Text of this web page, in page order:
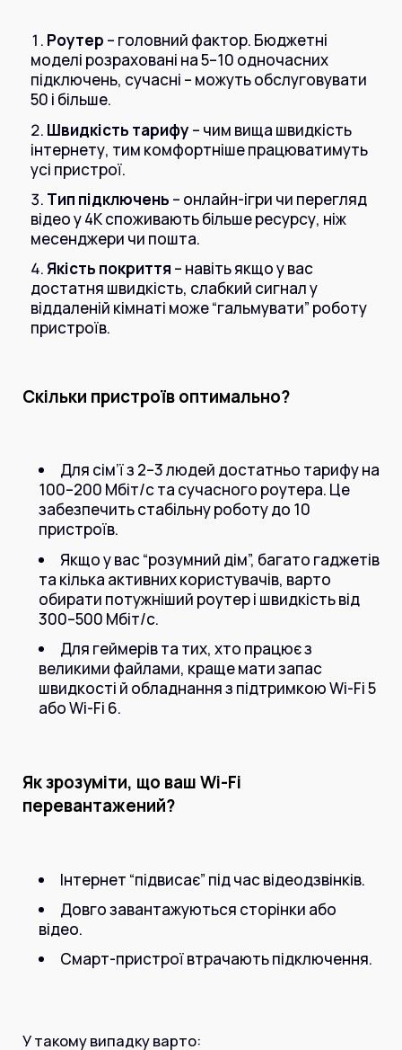
Загальні запитання:
info@simnet.kiev.ua
Технічна підтримка:
support@simnet.kiev.ua
03134, м. Київ, вул. Симиренко, 36,
корпус А, 3 поверх
Роутер – головний фактор. Бюджетні
моделі розраховані на 5–10 одночасних
підключень, сучасні – можуть обслуговувати
50 і більше.
Швидкість тарифу – чим вища швидкість
інтернету, тим комфортніше працюватимуть
усі пристрої.
Тип підключень – онлайн-ігри чи перегляд
відео у 4К споживають більше ресурсу, ніж
месенджери чи пошта.
Якість покриття – навіть якщо у вас
достатня швидкість, слабкий сигнал у
віддаленій кімнаті може “гальмувати” роботу
пристроїв.
Скільки пристроїв оптимально?
Для сім’ї з 2–3 людей достатньо тарифу на
100–200 Мбіт/с та сучасного роутера. Це
забезпечить стабільну роботу до 10
пристроїв.
Якщо у вас “розумний дім”, багато гаджетів
та кілька активних користувачів, варто
обирати потужніший роутер і швидкість від
300–500 Мбіт/с.
Для геймерів та тих, хто працює з
великими файлами, краще мати запас
швидкості й обладнання з підтримкою Wi-Fi 5
або Wi-Fi 6.
Як зрозуміти, що ваш Wi-Fi
перевантажений?
Інтернет “підвисає” під час відеодзвінків.
Довго завантажуються сторінки або
відео.
Смарт-пристрої втрачають підключення.
У такому випадку варто: